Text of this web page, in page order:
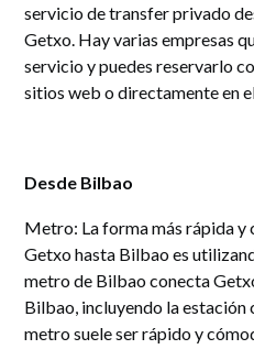
servicio de transfer privado
Getxo. Hay varias empresas
servicio y puedes reservarlo
sitios web o directamente en
Desde Bilbao
Metro: La forma más rápida y
Getxo hasta Bilbao es
metro de Bilbao conecta
Bilbao, incluyendo la estación
metro suele ser rápido y